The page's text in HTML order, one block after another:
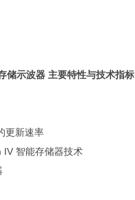
储示波器 主要特性与技术指标
更新速率
IV 智能存储器技术